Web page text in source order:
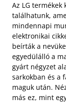
Az LG
találhatunk,
mindennapi
elektronikai
beírták a
egyedülálló a
gyárt négyzet
sarkokban és a
maguk után.
más ez, mint